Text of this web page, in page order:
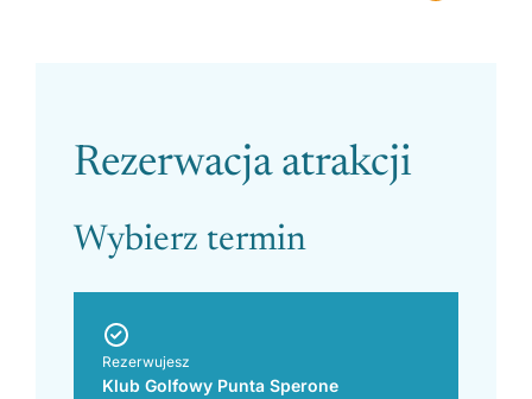
Please leave this field empty.
Rezerwacja atrakcji
Wybierz termin
Rezerwujesz
Klub Golfowy Punta Sperone